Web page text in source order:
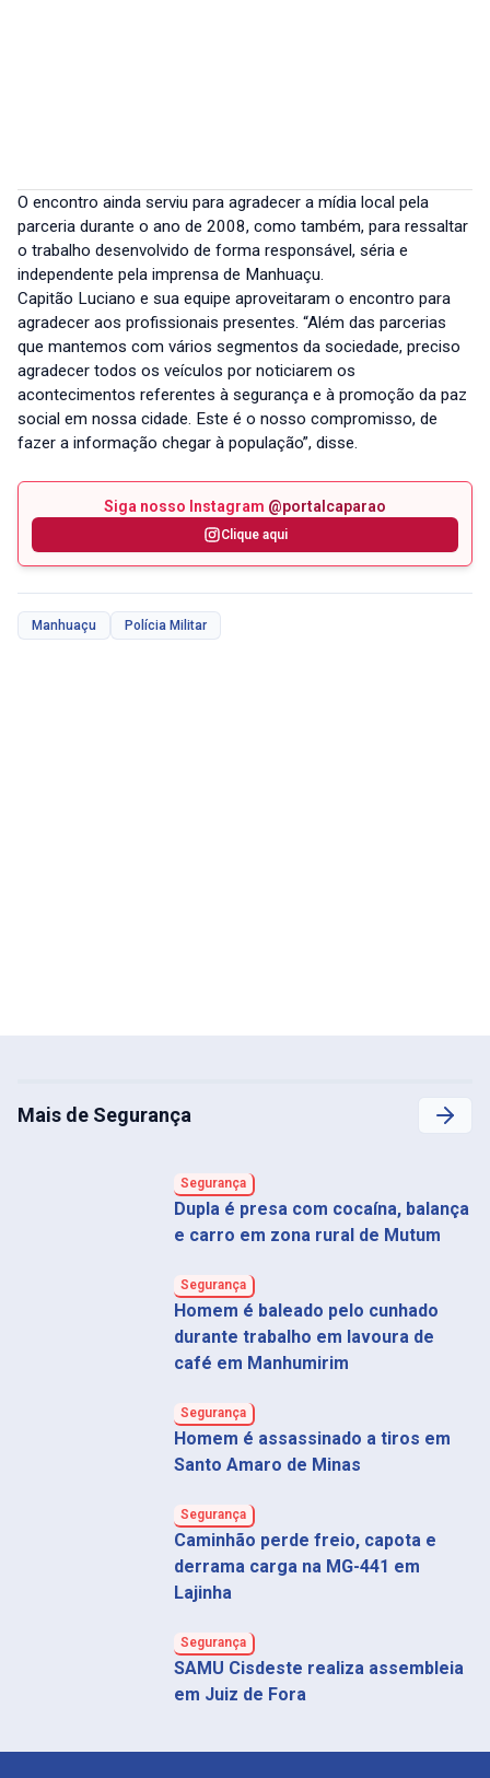
O encontro ainda serviu para agradecer a mídia local pela
parceria durante o ano de 2008, como também, para ressaltar
o trabalho desenvolvido de forma responsável, séria e
independente pela imprensa de Manhuaçu.
Capitão Luciano e sua equipe aproveitaram o encontro para
agradecer aos profissionais presentes. “Além das parcerias
que mantemos com vários segmentos da sociedade, preciso
agradecer todos os veículos por noticiarem os
acontecimentos referentes à segurança e à promoção da paz
social em nossa cidade. Este é o nosso compromisso, de
fazer a informação chegar à população”, disse.
Siga nosso Instagram @portalcaparao
Clique aqui
Manhuaçu Polícia Militar
Mais de Segurança
Segurança
Dupla é presa com cocaína, balança
e carro em zona rural de Mutum
Segurança
Homem é baleado pelo cunhado
durante trabalho em lavoura de
café em Manhumirim
Segurança
Homem é assassinado a tiros em
Santo Amaro de Minas
Segurança
Caminhão perde freio, capota e
derrama carga na MG-441 em
Lajinha
Segurança
SAMU Cisdeste realiza assembleia
em Juiz de Fora